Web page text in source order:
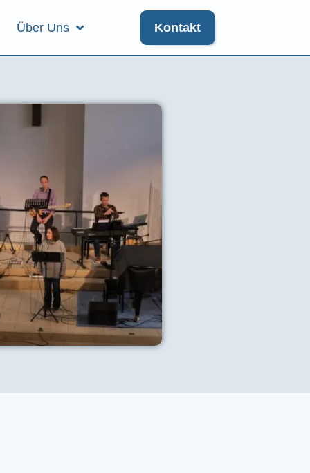
Über Uns Kontakt